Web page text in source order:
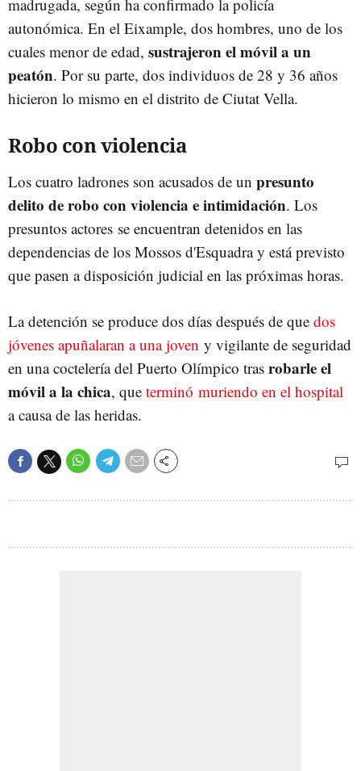
madrugada, según ha confirmado la policía
autonómica. En el Eixample, dos hombres, uno de los
cuales menor de edad, sustrajeron el móvil a un
peatón. Por su parte, dos individuos de 28 y 36 años
hicieron lo mismo en el distrito de Ciutat Vella.
Robo con violencia
Los cuatro ladrones son acusados de un presunto
delito de robo con violencia e intimidación. Los
presuntos actores se encuentran detenidos en las
dependencias de los Mossos d'Esquadra y está previsto
que pasen a disposición judicial en las próximas horas.
La detención se produce dos días después de que dos
jóvenes apuñalaran a una joven y vigilante de seguridad
en una coctelería del Puerto Olímpico tras robarle el
móvil a la chica, que terminó muriendo en el hospital
a causa de las heridas.